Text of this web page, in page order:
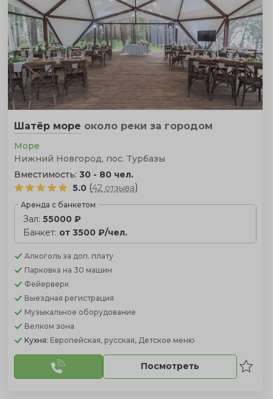
Шатёр море около реки за городом
Море
Нижний Новгород, пос. Турбазы
Вместимость: 30 - 80 чел.
5.0 (42 отзыва)
Аренда с банкетом
Зал: 55000 ₽
Банкет: от 3500 ₽/чел.
Алкоголь за доп. плату
Парковка на 30 машин
Фейерверк
Выездная регистрация
Музыкальное оборудование
Велком зона
Кухня: Европейская, русская, Детское меню
Посмотреть